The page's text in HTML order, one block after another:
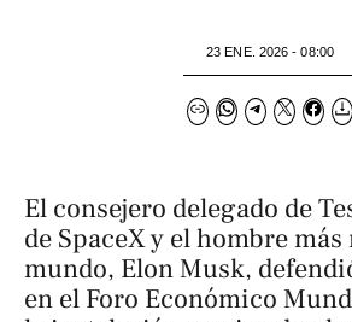
23 ENE. 2026 - 08:00
El consejero delegado de
de SpaceX y el hombre
mundo, Elon Musk,
en el Foro Económico